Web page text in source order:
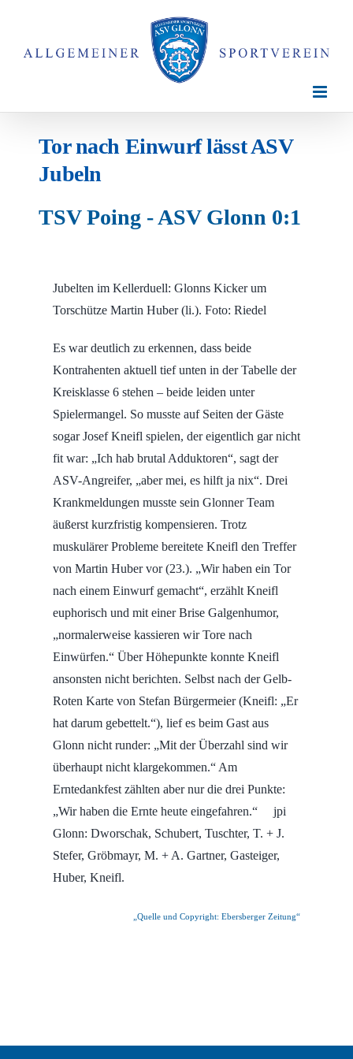
springen
Tor nach Einwurf lässt ASV
Jubeln
TSV Poing - ASV Glonn 0:1
Jubelten im Kellerduell: Glonns Kicker um
Torschütze Martin Huber (li.). Foto: Riedel
Es war deutlich zu erkennen, dass beide
Kontrahenten aktuell tief unten in der Tabelle der
Kreisklasse 6 stehen – beide leiden unter
Spielermangel. So musste auf Seiten der Gäste
sogar Josef Kneifl spielen, der eigentlich gar nicht
fit war: „Ich hab brutal Adduktoren“, sagt der
ASV-Angreifer, „aber mei, es hilft ja nix“. Drei
Krankmeldungen musste sein Glonner Team
äußerst kurzfristig kompensieren. Trotz
muskulärer Probleme bereitete Kneifl den Treffer
von Martin Huber vor (23.). „Wir haben ein Tor
nach einem Einwurf gemacht“, erzählt Kneifl
euphorisch und mit einer Brise Galgenhumor,
„normalerweise kassieren wir Tore nach
Einwürfen.“ Über Höhepunkte konnte Kneifl
ansonsten nicht berichten. Selbst nach der Gelb-
Roten Karte von Stefan Bürgermeier (Kneifl: „Er
hat darum gebettelt.“), lief es beim Gast aus
Glonn nicht runder: „Mit der Überzahl sind wir
überhaupt nicht klargekommen.“ Am
Erntedankfest zählten aber nur die drei Punkte:
„Wir haben die Ernte heute eingefahren.“ jpi
Glonn: Dworschak, Schubert, Tuschter, T. + J.
Stefer, Gröbmayr, M. + A. Gartner, Gasteiger,
Huber, Kneifl.
„Quelle und Copyright: Ebersberger Zeitung“